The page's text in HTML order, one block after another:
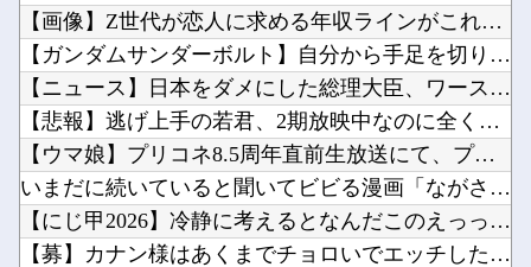
【画像】Z世代が恋人に求める年収ラインがこれｗ他
【ガンダムサンダーボルト】自分から手足を切り落すなんて…他
【ニュース】日本をダメにした総理大臣、ワースト１位が同点でこ...
【悲報】逃げ上手の若君、2期放映中なのに全く話題にならない他
【ウマ娘】プリコネ8.5周年直前生放送にて、プリコネ×ウマ娘...
いまだに続いていると聞いてビビる漫画「ながされて藍蘭島」「咲...
【にじ甲2026】冷静に考えるとなんだこのえっっっな格好は…...
【募】カナン様はあくまでチョロいでエッチしたいキャラ【画像】...